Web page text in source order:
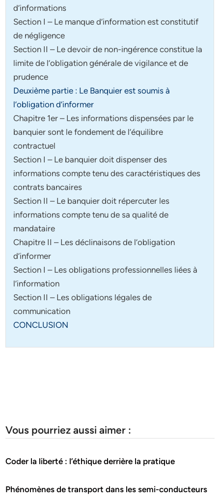
d’informations
Section I – Le manque d’information est constitutif
de négligence
Section II – Le devoir de non-ingérence constitue la
limite de l’obligation générale de vigilance et de
prudence
Deuxième partie : Le Banquier est soumis à
l’obligation d’informer
Chapitre 1er – Les informations dispensées par le
banquier sont le fondement de l’équilibre
contractuel
Section I – Le banquier doit dispenser des
informations compte tenu des caractéristiques des
contrats bancaires
Section II – Le banquier doit répercuter les
informations compte tenu de sa qualité de
mandataire
Chapitre II – Les déclinaisons de l’obligation
d’informer
Section I – Les obligations professionnelles liées à
l’information
Section II – Les obligations légales de
communication
CONCLUSION
Vous pourriez aussi aimer :
Coder la liberté : l’éthique derrière la pratique
Phénomènes de transport dans les semi-conducteurs